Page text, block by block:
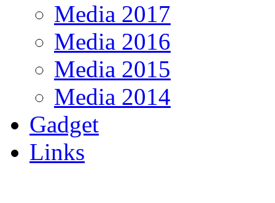
Media 2017
Media 2016
Media 2015
Media 2014
Gadget
Links